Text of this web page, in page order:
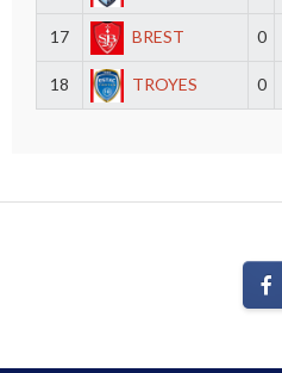
17 BREST 0
18 TROYES 0